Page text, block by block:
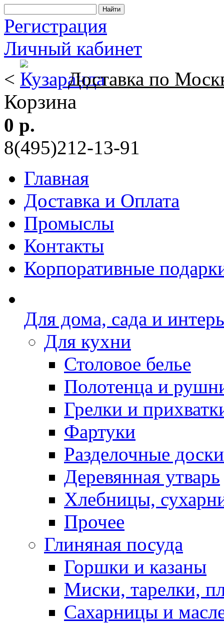
Регистрация
Личный кабинет
<
Доставка по
Корзина
0 р.
8(495)212-13-91
Главная
Доставка и Оплата
Промыслы
Контакты
Корпоративные
Для дома, сада и
Для кухни
Столовое белье
Полотенца и
Грелки и
Фартуки
Разделочные доски
Деревянная утварь
Хлебницы,
Прочее
Глиняная посуда
Горшки и казаны
Миски, тарелки,
Сахарницы и